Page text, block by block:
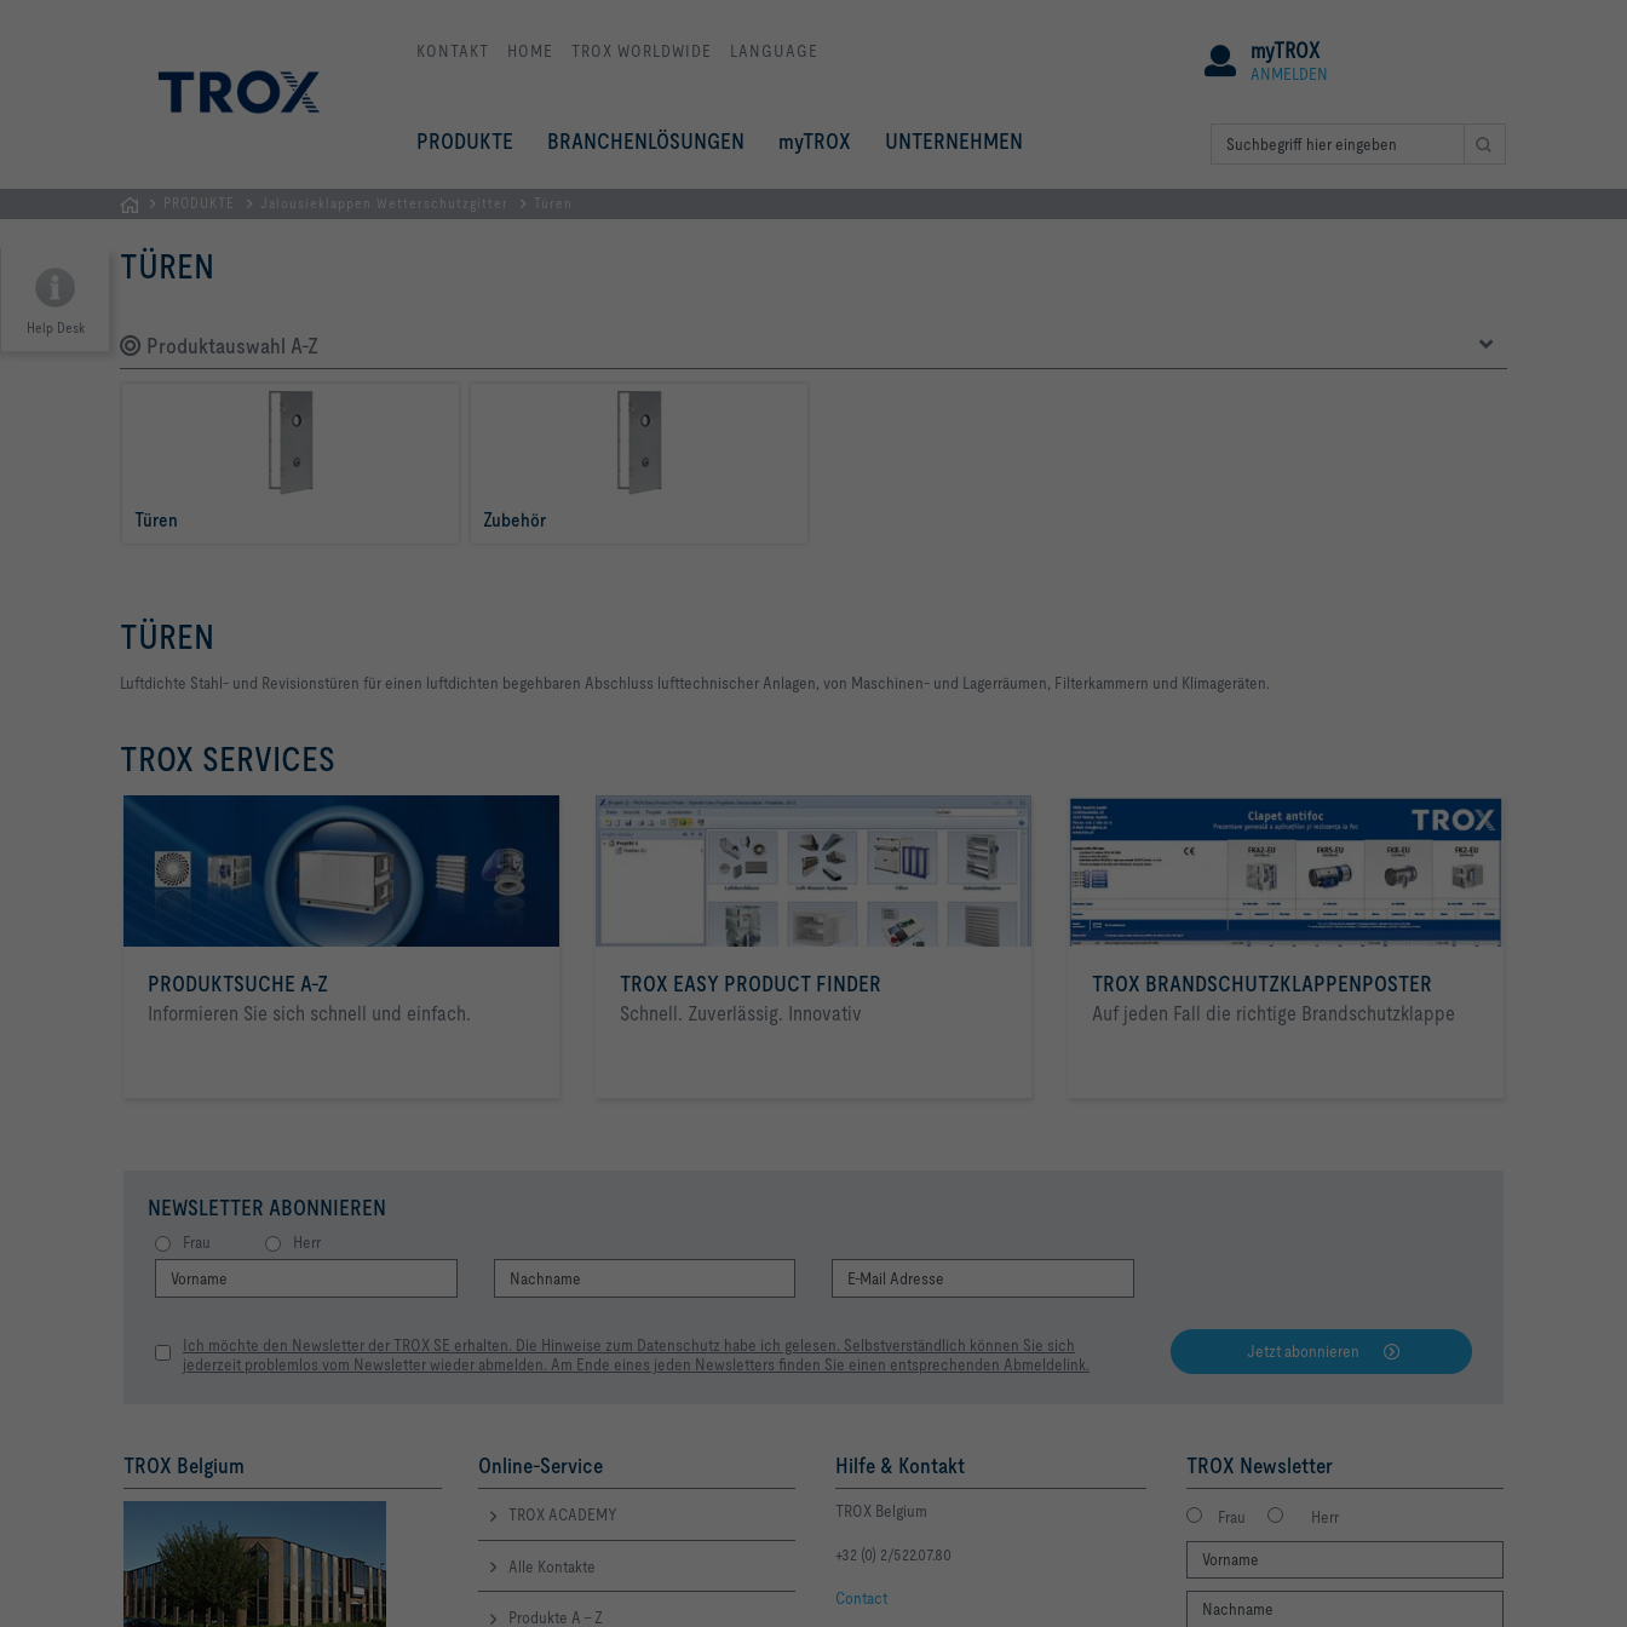
KONTAKT HOME TROX WORLDWIDE LANGUAGE myTROX
ANMELDEN
PRODUKTE BRANCHENLÖSUNGEN myTROX UNTERNEHMEN
PRODUKTE Jalousieklappen Wetterschutzgitter Türen
Help Desk
TÜREN
Produktauswahl A-Z
Türen Zubehör
TÜREN
Luftdichte Stahl- und Revisionstüren für einen luftdichten begehbaren Abschluss lufttechnischer Anlagen, von Maschinen- und Lagerräumen, Filterkammern und Klimageräten.
TROX SERVICES
PRODUKTSUCHE A-Z
Informieren Sie sich schnell und einfach.
TROX EASY PRODUCT FINDER
Schnell. Zuverlässig. Innovativ
TROX BRANDSCHUTZKLAPPENPOSTER
Auf jeden Fall die richtige Brandschutzklappe
NEWSLETTER ABONNIEREN
Frau Herr
Ich möchte den Newsletter der TROX SE erhalten. Die Hinweise zum Datenschutz habe ich gelesen. Selbstverständlich können Sie sich
jederzeit problemlos vom Newsletter wieder abmelden. Am Ende eines jeden Newsletters finden Sie einen entsprechenden Abmeldelink.
Jetzt abonnieren
TROX Belgium Online-Service
TROX ACADEMY
Alle Kontakte
Produkte A - Z
Hilfe & Kontakt
TROX Belgium
+32 (0) 2/522.07.80
Contact
TROX Newsletter
Frau Herr